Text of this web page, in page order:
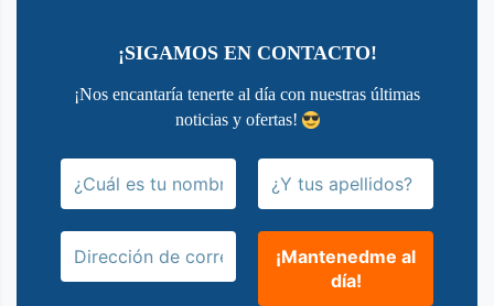
¡SIGAMOS EN CONTACTO!
¡Nos encantaría tenerte al día con nuestras últimas
noticias y ofertas!